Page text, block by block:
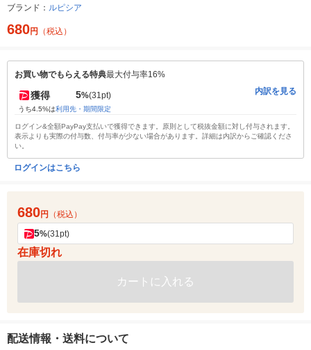
ブランド： ルピシア
680円 （税込）
お買い物でもらえる特典最大付与率16%
獲得 5%(31pt)
うち4.5%は利用先・期間限定
内訳を見る
ログイン&全額PayPay支払いで獲得できます。原則として税抜金額に対し付与されます。
表示よりも実際の付与数、付与率が少ない場合があります。詳細は内訳からご確認くださ
い。
ログインはこちら
680円 （税込）
5%(31pt)
在庫切れ
カートに入れる
配送情報・送料について